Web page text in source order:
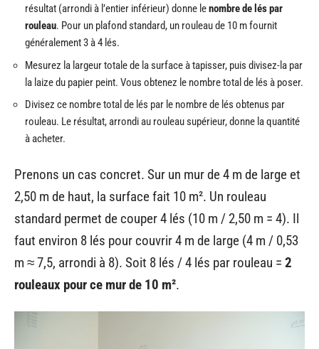
résultat (arrondi à l’entier inférieur) donne lenombre de lés par
rouleau. Pour un plafond standard, un rouleau de 10 m fournit
généralement 3 à 4 lés.
Mesurez la largeur totale de la surface à tapisser, puis divisez-la par
la laize du papier peint. Vous obtenez le nombre total de lés à poser.
Divisez ce nombre total de lés par le nombre de lés obtenus par
rouleau. Le résultat, arrondi au rouleau supérieur, donne la quantité
à acheter.
Prenons un cas concret. Sur un mur de 4 m de large et
2,50 m de haut, la surface fait 10 m². Un rouleau
standard permet de couper 4 lés (10 m / 2,50 m = 4). Il
faut environ 8 lés pour couvrir 4 m de large (4 m / 0,53
m ≈ 7,5, arrondi à 8). Soit 8 lés / 4 lés par rouleau = 2
rouleaux pour ce mur de 10 m².